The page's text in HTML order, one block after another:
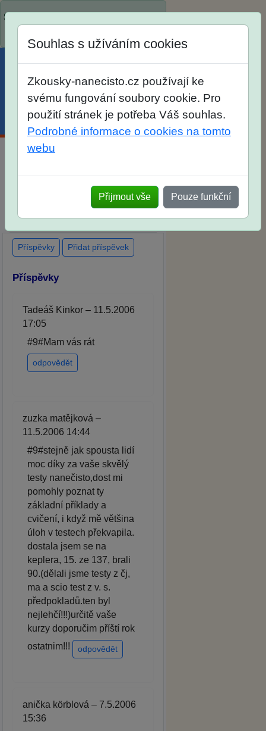
Spustili jsme přihlašování na školní
Menu Účet Košík
skutečných přijímacích
zkouškách
Souhlas s užíváním cookies
Zkousky-nanecisto.cz používají ke
svému fungování soubory cookie. Pro
použití stránek je potřeba Váš souhlas.
Podrobné informace o cookies na tomto
webu
Přijmout vše Pouze funkční
Příspěvky Přidat příspěvek
Příspěvky
Tadeáš Kinkor – 11.5.2006
17:05
#9#Mam vás rát
odpovědět
zuzka matějková –
11.5.2006 14:44
#9#stejně jak spousta lidí
moc díky za vaše skvělý
testy nanečisto,dost mi
pomohly poznat ty
základní příklady a
cvičení, i když mě většina
úloh v testech překvapila.
dostala jsem se na
keplera, 15. ze 137, brali
90.(dělali jsme testy z čj,
ma a scio test z v. s.
předpokladů.ten byl
nejlehčí!!!)určitě vaše
kurzy doporučim příští rok
ostatnim!!!
odpovědět
anička körblová – 7.5.2006
15:36